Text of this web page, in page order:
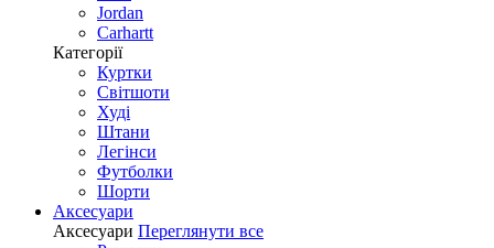
Jordan
Carhartt
Категорії
Куртки
Світшоти
Худі
Штани
Легінси
Футболки
Шорти
Аксесуари
Аксесуари Переглянути все